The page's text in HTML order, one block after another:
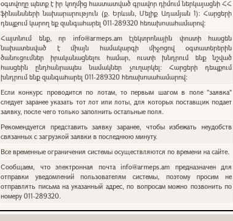
օգտվողը պետք է իր կողմից հաստատված գրավոր դիմում ներկայացնի ՀՀ
ֆինանսների նախարարություն (ք. Երևան, Մելիք Ադամյան 1): Հարցերի
դեպքում կարող եք զանգահարել 011-289320 հեռախոսահամարով:
Հայտնում ենք, որ info@armeps.am էլեկտրոնային փոստի հասցեն
նախատեսված է միայն համակարգի միջոցով օգտատերերին
ծանուցումներ իրականացնելու համար, ուստի խնդրում ենք նշված
հասցեին ընդհանրապես նամակներ չուղարկել: Հարցերի դեպքում
խնդրում ենք զանգահարել 011-289320 հեռախոսահամարով:
Если конкурс проводится по лотам, то первым шагом в поле "заявка"
следует заранее указать тот лот или лоты, для которых поставщик подает
заявку, после чего только заполнить остальные поля.
Рекомендуется представить заявку заранее, чтобы избежать неудобств
связанных с загрузкой заявки в последнюю минуту.
Все временные ограничения системы осуществляются по времени на сайте.
Сообщаем, что электронная почта info@armeps.am предназначен для
отправки уведомлений пользователям системы, поэтому просим не
отправлять письма на указанный адрес, по вопросам можно позвонить по
номеру 011-289320.